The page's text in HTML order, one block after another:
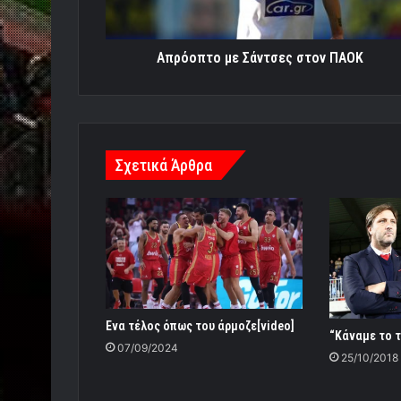
Απρόοπτο με Σάντσες στον ΠΑΟΚ
Σχετικά Άρθρα
Eνα τέλος όπως του άρμοζε[video]
07/09/2024
“Κάναμε το
25/10/2018